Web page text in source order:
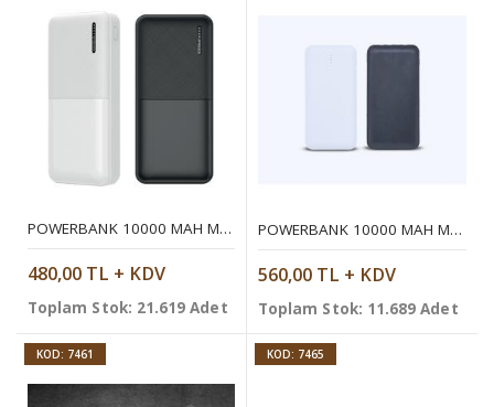
POWERBANK 10000 MAH MOBIL ŞARJ CIHAZI
480,00 TL + KDV
Toplam Stok: 21.619 Adet
POWERBANK 10000 MAH MOBIL ŞARJ CIHAZI
560,00 TL + KDV
Toplam Stok: 11.689 Adet
KOD: 7461 KOD: 7465